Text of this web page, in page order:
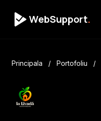
WebSupport.
Principala / Portofoliu /